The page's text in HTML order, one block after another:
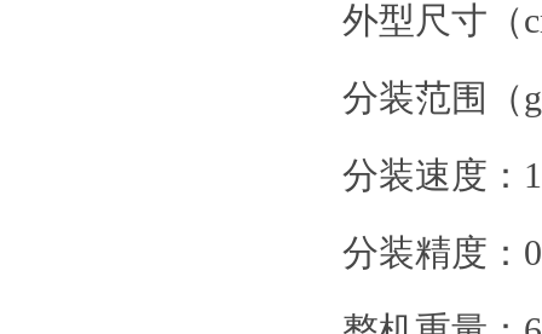
外型尺寸（
分装范围（
分装速度：
分装精度：